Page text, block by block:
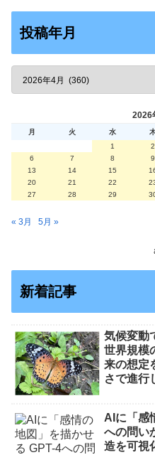
投稿年月
2026
月 火 水
1
2
6
7 8 9
13
14 15
20
21 22
27
28 29
« 3月 5月 »
新着記事
気候変動
世界規模
来の想定
さで進
AIに「感
への問い
造を可視